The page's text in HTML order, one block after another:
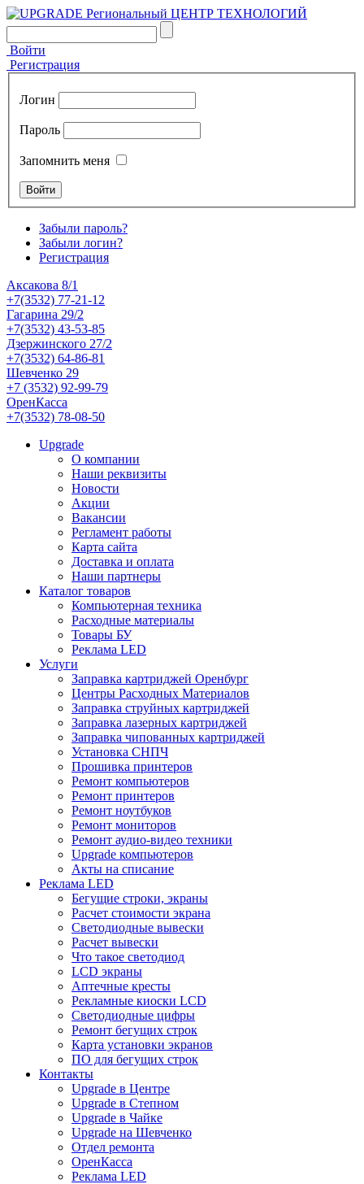
Войти
Регистрация
Логин
Пароль
Запомнить меня
Забыли пароль?
Забыли логин?
Регистрация
Аксакова 8/1
+7(3532) 77-21-12
Гагарина 29/2
+7(3532) 43-53-85
Дзержинского 27/2
+7(3532) 64-86-81
Шевченко 29
+7 (3532) 92-99-79
ОренКасса
+7(3532) 78-08-50
Upgrade
О компании
Наши реквизиты
Новости
Акции
Вакансии
Регламент работы
Карта сайта
Доставка и оплата
Наши партнеры
Каталог товаров
Компьютерная техника
Расходные материалы
Товары БУ
Реклама LED
Услуги
Заправка картриджей Оренбург
Центры Расходных Материалов
Заправка струйных картриджей
Заправка лазерных картриджей
Заправка чипованных картриджей
Установка СНПЧ
Прошивка принтеров
Ремонт компьютеров
Ремонт принтеров
Ремонт ноутбуков
Ремонт мониторов
Ремонт аудио-видео техники
Upgrade компьютеров
Акты на списание
Реклама LED
Бегущие строки, экраны
Расчет стоимости экрана
Светодиодные вывески
Расчет вывески
Что такое светодиод
LCD экраны
Аптечные кресты
Рекламные киоски LCD
Светодиодные цифры
Ремонт бегущих строк
Карта установки экранов
ПО для бегущих строк
Контакты
Upgrade в Центре
Upgrade в Степном
Upgrade в Чайке
Upgrade на Шевченко
Отдел ремонта
ОренКасса
Реклама LED